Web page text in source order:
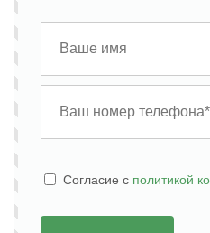
Cогласие с политикой